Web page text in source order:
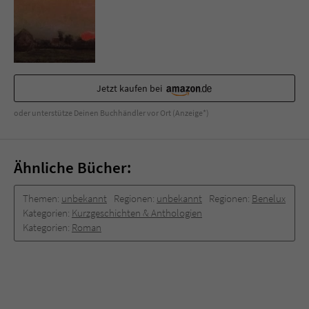
Jetzt kaufen bei
oder unterstütze Deinen Buchhändler vor Ort (Anzeige*)
Ähnliche Bücher:
Themen: unbekannt Regionen: unbekannt Regionen: Benelux
Kategorien: Kurzgeschichten & Anthologien
Kategorien: Roman